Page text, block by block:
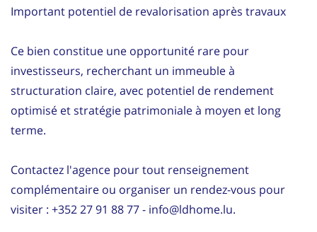
Important potentiel de revalorisation après travaux
Ce bien constitue une opportunité rare pour
investisseurs, recherchant un immeuble à
structuration claire, avec potentiel de rendement
optimisé et stratégie patrimoniale à moyen et long
terme.
Contactez l'agence pour tout renseignement
complémentaire ou organiser un rendez-vous pour
visiter : +352 27 91 88 77 - info@ldhome.lu.